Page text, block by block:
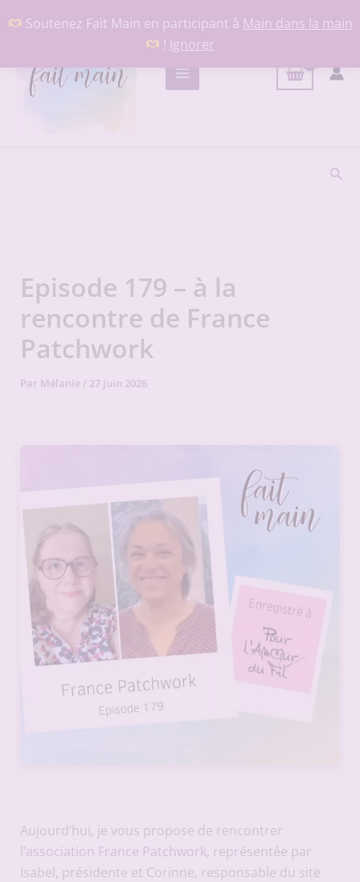
Soutenez Fait Main en participant à Main dans la main
! Ignorer
au
Episode 179 – à la
rencontre de France
Patchwork
Par Mélanie/ 27 juin 2026
Aujourd’hui, je vous propose de rencontrer
l’association France Patchwork, représentée par
Isabel, présidente et Corinne, responsable du site